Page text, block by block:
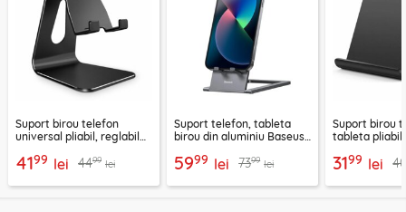
Suport birou telefon
universal pliabil, reglabil
negru
4199 lei 4499 lei
Suport telefon, tableta
birou din aluminiu Baseus,
5999 lei 7399 lei
Suport birou
tableta pliabil
3199 lei